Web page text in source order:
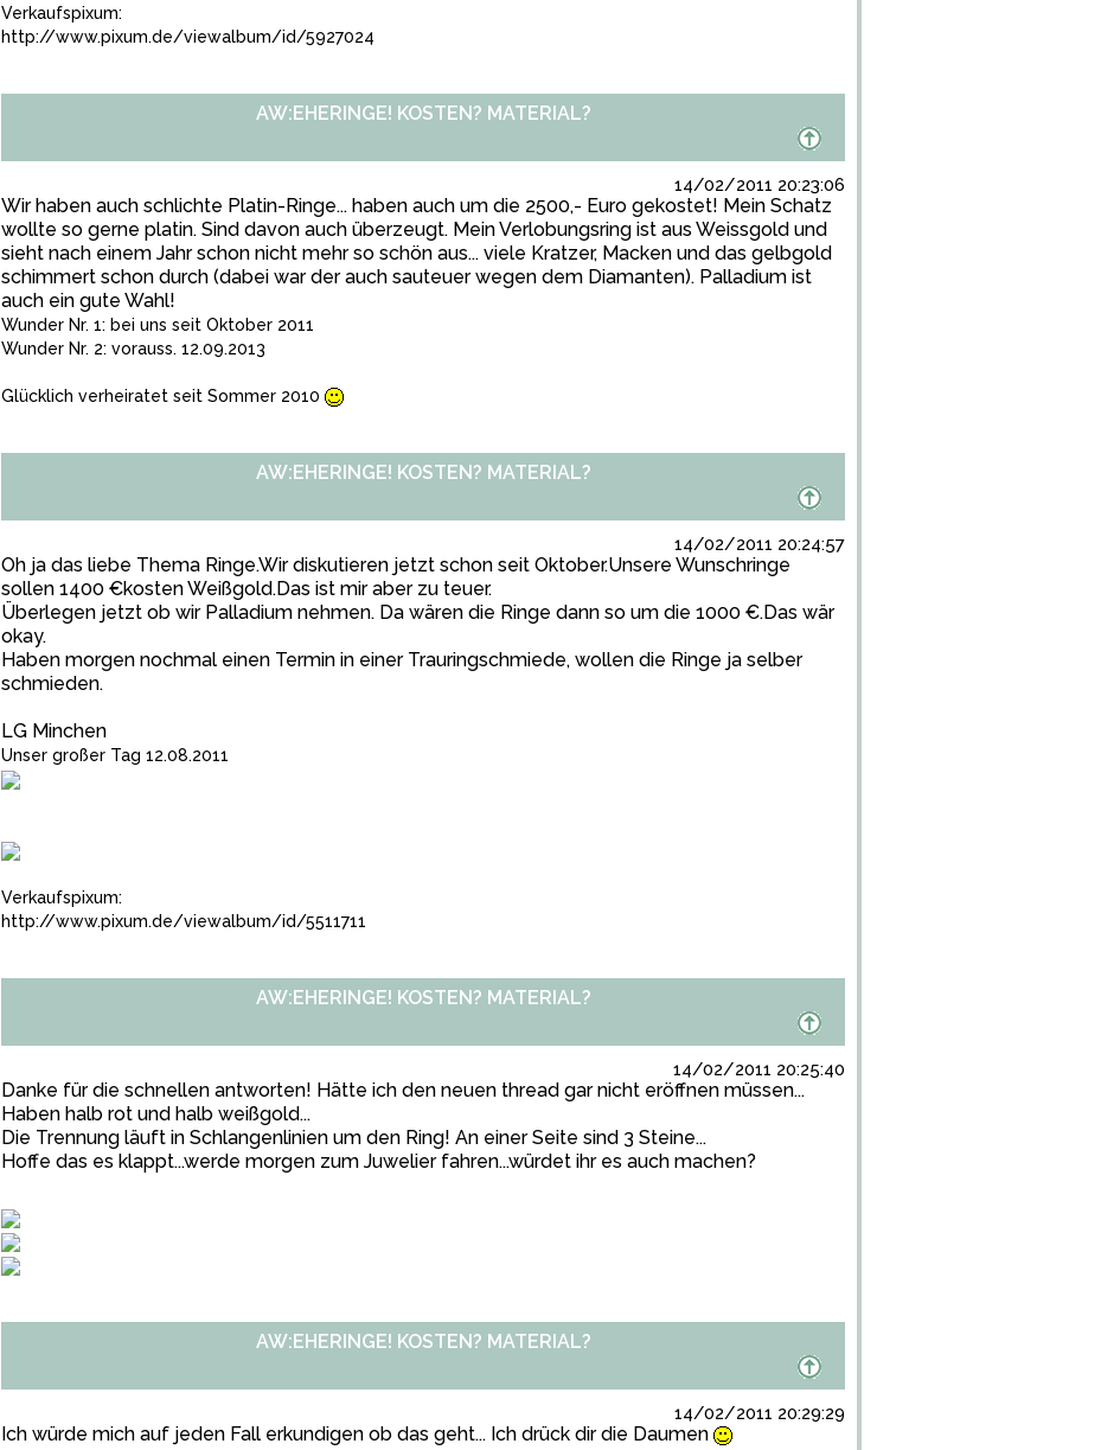
Verkaufspixum:
http://www.pixum.de/viewalbum/id/5927024
AW:EHERINGE! KOSTEN? MATERIAL?
14/02/2011 20:23:06
Wir haben auch schlichte Platin-Ringe... haben auch um die 2500,- Euro gekostet! Mein Schatz
wollte so gerne platin. Sind davon auch überzeugt. Mein Verlobungsring ist aus Weissgold und
sieht nach einem Jahr schon nicht mehr so schön aus... viele Kratzer, Macken und das gelbgold
schimmert schon durch (dabei war der auch sauteuer wegen dem Diamanten). Palladium ist
auch ein gute Wahl!
Wunder Nr. 1: bei uns seit Oktober 2011
Wunder Nr. 2: vorauss. 12.09.2013
Glücklich verheiratet seit Sommer 2010
AW:EHERINGE! KOSTEN? MATERIAL?
14/02/2011 20:24:57
Oh ja das liebe Thema Ringe.Wir diskutieren jetzt schon seit Oktober.Unsere Wunschringe
sollen 1400 €kosten Weißgold.Das ist mir aber zu teuer.
Überlegen jetzt ob wir Palladium nehmen. Da wären die Ringe dann so um die 1000 €.Das wär
okay.
Haben morgen nochmal einen Termin in einer Trauringschmiede, wollen die Ringe ja selber
schmieden.
LG Minchen
Unser großer Tag 12.08.2011
Verkaufspixum:
http://www.pixum.de/viewalbum/id/5511711
AW:EHERINGE! KOSTEN? MATERIAL?
14/02/2011 20:25:40
Danke für die schnellen antworten! Hätte ich den neuen thread gar nicht eröffnen müssen...
Haben halb rot und halb weißgold...
Die Trennung läuft in Schlangenlinien um den Ring! An einer Seite sind 3 Steine...
Hoffe das es klappt...werde morgen zum Juwelier fahren...würdet ihr es auch machen?
AW:EHERINGE! KOSTEN? MATERIAL?
14/02/2011 20:29:29
Ich würde mich auf jeden Fall erkundigen ob das geht... Ich drück dir die Daumen